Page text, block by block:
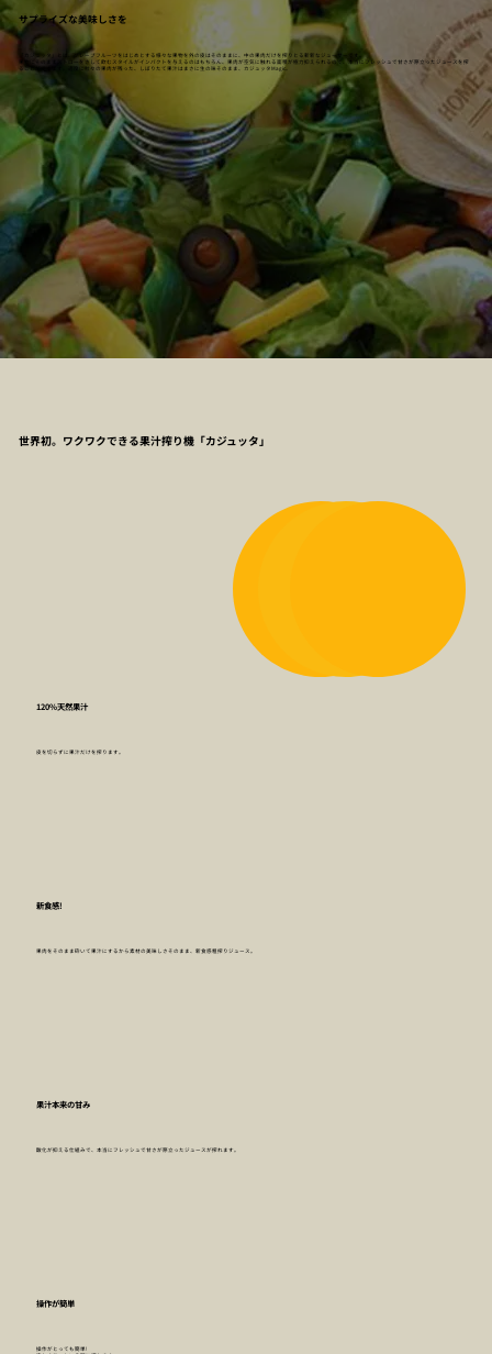
サプライズな美味しさを
「カジュッタ」とは、グレープフルーツをはじめとする様々な果物を外の皮はそのままに、中の果肉だけを搾りとる斬新なジューサーです。
果物にそのままストローをさして飲むスタイルがインパクトを与えるのはもちろん、果肉が空気に触れる面積が極力抑えられるので、本当にフレッシュで甘さが際立ったジュースを搾
ることができます。適度に粒々の果肉が残った、しぼりたて果汁はまさに生の味そのまま、カジュッタMagic。
120%天然果汁
皮を切らずに果汁だけを搾ります。
新食感!
果肉をそのまま砕いて果汁にするから素材の美味しさそのまま、新食感粗搾りジュース。
果汁本来の甘み
酸化が抑える仕組みで、本当にフレッシュで甘さが際立ったジュースが搾れます。
操作が簡単
操作がとっても簡単!
世界初。ワクワクできる果汁搾り機「カジュッタ」